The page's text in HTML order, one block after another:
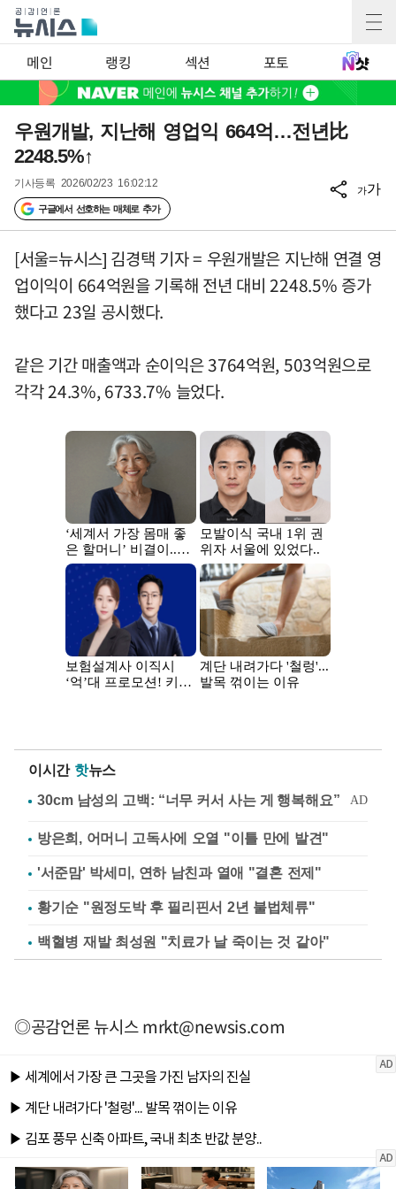
메인 랭킹 섹션 포토
우원개발, 지난해 영업익 664억…전년比
2248.5%↑
기사등록 2026/02/23 16:02:12
구글에서 선호하는 매체로 추가
가가
[서울=뉴시스] 김경택 기자 = 우원개발은 지난해 연결 영
업이익이 664억원을 기록해 전년 대비 2248.5% 증가
했다고 23일 공시했다.
같은 기간 매출액과 순이익은 3764억원, 503억원으로
각각 24.3%, 6733.7% 늘었다.
이시간 핫뉴스
방은희, 어머니 고독사에 오열 "이틀 만에 발견"
'서준맘' 박세미, 연하 남친과 열애 "결혼 전제"
황기순 "원정도박 후 필리핀서 2년 불법체류"
백혈병 재발 최성원 "치료가 날 죽이는 것 같아"
◎공감언론 뉴시스mrkt@newsis.com